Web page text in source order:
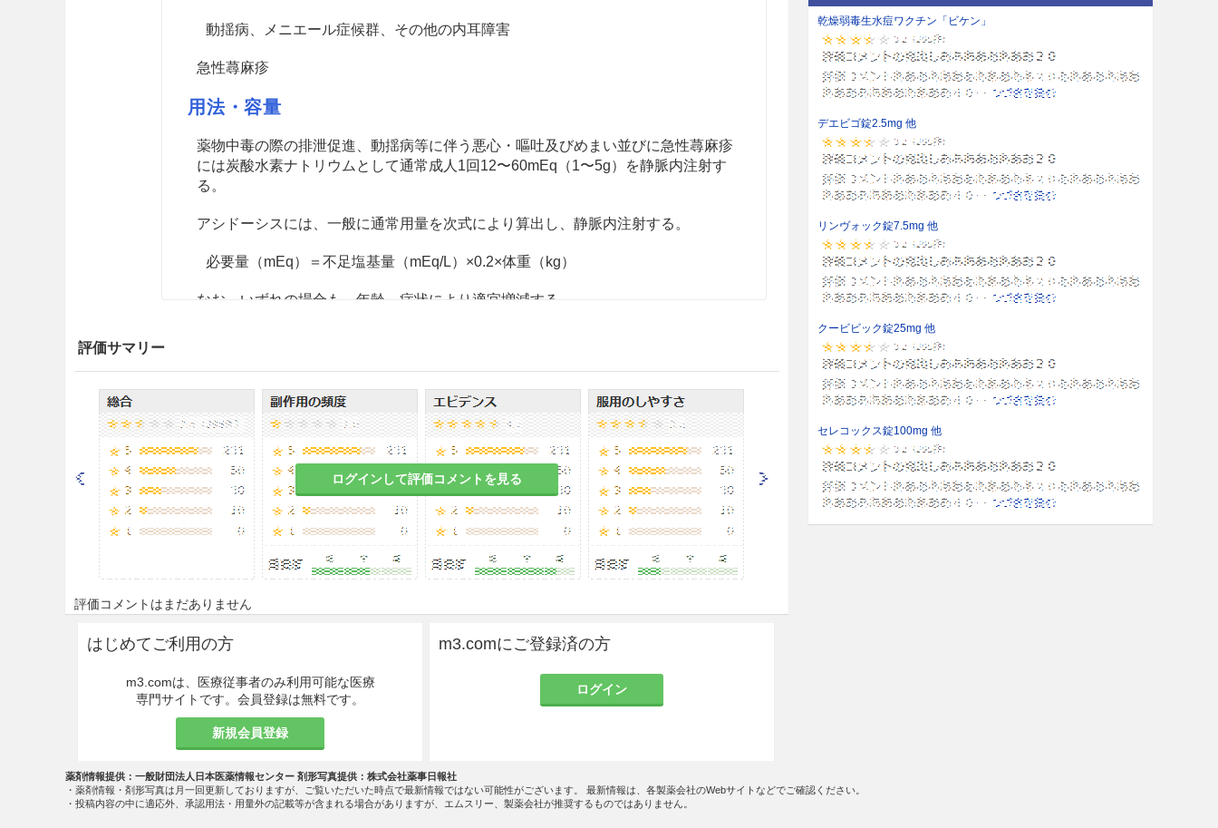
動揺病、メニエール症候群、その他の内耳障害
急性蕁麻疹
用法・容量
薬物中毒の際の排泄促進、動揺病等に伴う悪心・嘔吐及びめまい並びに急性蕁麻疹
には炭酸水素ナトリウムとして通常成人1回12〜60mEq（1〜5g）を静脈内注射す
る。
アシドーシスには、一般に通常用量を次式により算出し、静脈内注射する。
必要量（mEq）＝不足塩基量（mEq/L）×0.2×体重（kg）
なお、いずれの場合も、年齢、症状により適宜増減する。
心肺蘇生時には、炭酸ガスを十分排除する必要があるので、本剤の投与にあたって
は、換気を十分に行うこと。
慎重投与
心停止のある患者［炭酸ガスが蓄積し、細胞内アシドーシス発現の誘因となるおそ
れがある。］
うっ血性心不全のある患者、重症高血圧症の患者［循環血液量を増すことから心臓
に負担をかけ、症状が悪化するおそれがある。］
腎障害のある患者［水分、ナトリウムの過剰投与に陥りやすく、症状が悪化するお
それがある。］
末梢及び肺浮腫のある患者［浮腫が悪化するおそれがある。］
させるおそれがある。］
低カルシウム血症の患者［症状が悪化するおそれがある。］
低カリウム血症の患者［症状が悪化するおそれがある。］
評価サマリー
ログインして評価コメントを見る
評価コメントはまだありません
はじめてご利用の方
m3.comは、医療従事者のみ利用可能な医療
専門サイトです。会員登録は無料です。
新規会員登録
m3.comにご登録済の方
ログイン
乾燥弱毒生水痘ワクチン「ビケン」
デエビゴ錠2.5mg 他
リンヴォック錠7.5mg 他
クービビック錠25mg 他
セレコックス錠100mg 他
薬剤情報提供：一般財団法人日本医薬情報センター 剤形写真提供：株式会社薬事日報社
・薬剤情報・剤形写真は月一回更新しておりますが、ご覧いただいた時点で最新情報ではない可能性がございます。 最新情報は、各製薬会社のWebサイトなどでご確認ください。
・投稿内容の中に適応外、承認用法・用量外の記載等が含まれる場合がありますが、エムスリー、製薬会社が推奨するものではありません。